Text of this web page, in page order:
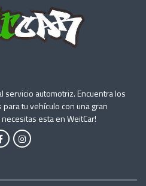
servicio automotriz. Encuentra los
tu vehículo con una gran
esta en WeitCar!